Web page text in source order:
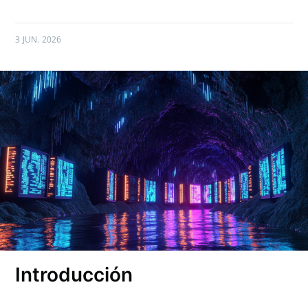
3 JUN. 2026
Introducción